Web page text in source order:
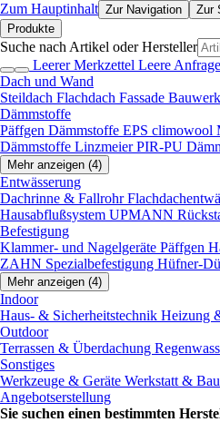
Zum Hauptinhalt Zur Navigation Zur
Produkte
Suche nach Artikel oder Hersteller
Leerer Merkzettel Leere
Dach und Wand
Steildach Flachdach Fassade
Dämmstoffe
Päffgen Dämmstoffe EPS climowool
Dämmstoffe Linzmeier PIR-PU
Mehr anzeigen (4)
Entwässerung
Dachrinne & Fallrohr
Hausabflußsystem UPMANN
Befestigung
Klammer- und Nagelgeräte Päffgen
ZAHN Spezialbefestigung Hüfner-
Mehr anzeigen (4)
Indoor
Haus- & Sicherheitstechnik Heizung
Outdoor
Terrassen & Überdachung
Sonstiges
Werkzeuge & Geräte Werkstatt &
Angebotserstellung
Sie suchen einen bestimmten